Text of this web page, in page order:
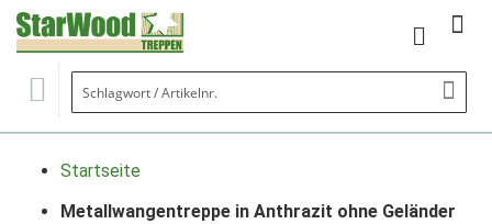
Mein
Startseite
Metallwangentreppe in Anthrazit ohne Geländer